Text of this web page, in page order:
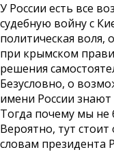
У России есть все
судебную войну с
политическая воля,
при крымском
решения
Безусловно, о
имени России
Тогда почему мы не
Вероятно, тут
словам президента